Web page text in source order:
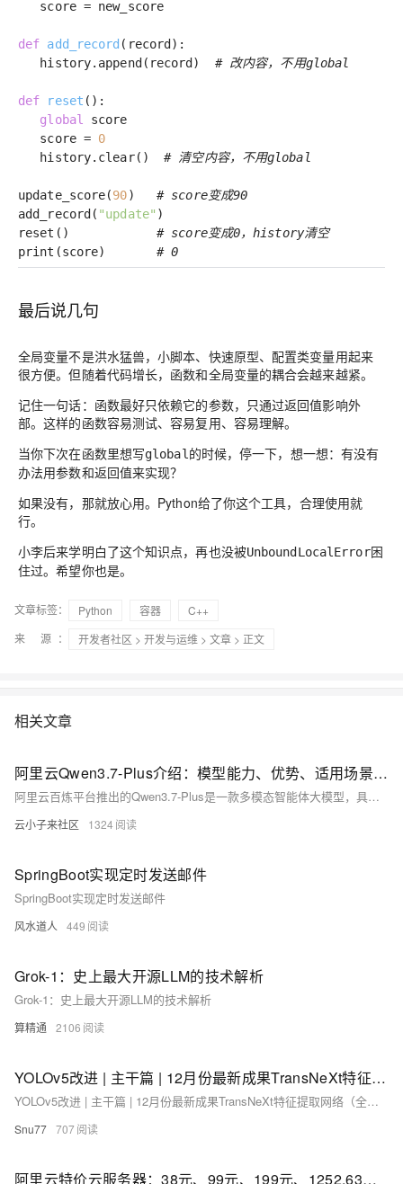
score = new_score
def add_record (record) :
history.append(record) # 改内容，不用global
def reset () :
global
score
score = 0
history.clear()# 清空内容，不用global
update_score(90) # score变成90
add_record( "update" )
reset() # score变成0，history清空
print(score) # 0
最后说几句
全局变量不是洪水猛兽，小脚本、快速原型、配置类变量用起来
很方便。但随着代码增长，函数和全局变量的耦合会越来越紧。
记住一句话： 函数最好只依赖它的参数，只通过返回值影响外
部。这样的函数容易测试、容易复用、容易理解。
当你下次在函数里想写global 的时候，停一下，想一想：有没有
办法用参数和返回值来实现？
如果没有，那就放心用。Python给了你这个工具，合理使用就
行。
小李后来学明白了这个知识点，再也没被UnboundLocalError困
住过。希望你也是。
文章标签： Python 容器
C++
来 源：
开发者社区 > 开发与运维 > 文章 > 正文
相关文章
阿里云Qwen3.7-Plus介绍：模型能力、优势、适用场景与支持的订阅计划
阿里云百炼平台推出的Qwen3.7-Plus是一款多模态智能体大模型，具备"能看、能想、能动手"的端到端闭环能力，可融合GUI与CLI交互，实现复杂任务自动化。其视觉推理、编程、数学能力较上代大幅提升，在Vision Arena榜单跻身全球前五、中国第一。该模型适用于智能编程、办公自动化、跨模态分析等场景，并提供限时8折推理优惠、新用户100万tokens免费试用、全模型资源包低至4.5折及节省计划最高5.3折等多档计费方案，降低企业与开发者的AI应用成本。
云小子来社区 1324
SpringBoot实现定时发送邮件
SpringBoot实现定时发送邮件
风水道人 449
Grok-1：史上最大开源LLM的技术解析
Grok-1：史上最大开源LLM的技术解析
算精通 2106
YOLOv5改进 | 主干篇 | 12月份最新成果TransNeXt特征提取网络（全网首发）
YOLOv5改进 | 主干篇 | 12月份最新成果TransNeXt特征提取网络（全网首发）
Snu77 707
阿里云特价云服务器：38元、99元、199元、1252.63元云服务器性能解析与选购指南